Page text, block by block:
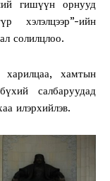
гишүүн орнууд
хэлэлцээр”-ийн
солилцлоо.
хамтын
салбаруудад
илэрхийлэв.